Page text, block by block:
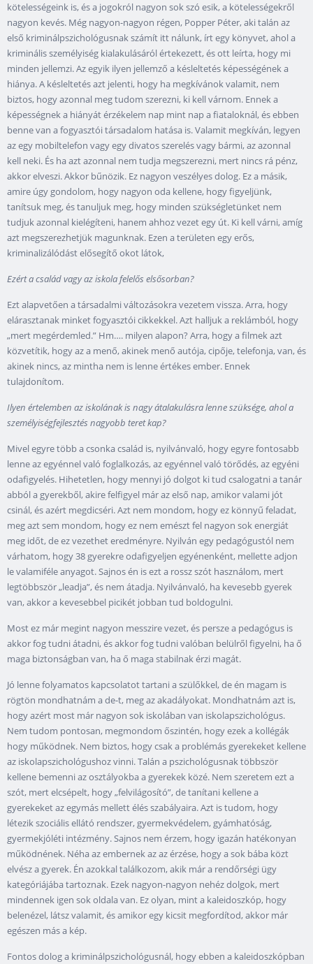
kötelességeink is, és a jogokról nagyon sok szó esik, a kötelességekről
nagyon kevés. Még nagyon-nagyon régen, Popper Péter, aki talán az
első kriminálpszichológusnak számít itt nálunk, írt egy könyvet, ahol a
kriminális személyiség kialakulásáról értekezett, és ott leírta, hogy mi
minden jellemzi. Az egyik ilyen jellemző a késleltetés képességének a
hiánya. A késleltetés azt jelenti, hogy ha megkívánok valamit, nem
biztos, hogy azonnal meg tudom szerezni, ki kell várnom. Ennek a
képességnek a hiányát érzékelem nap mint nap a fiataloknál, és ebben
benne van a fogyasztói társadalom hatása is. Valamit megkíván, legyen
az egy mobiltelefon vagy egy divatos szerelés vagy bármi, az azonnal
kell neki. És ha azt azonnal nem tudja megszerezni, mert nincs rá pénz,
akkor elveszi. Akkor bűnözik. Ez nagyon veszélyes dolog. Ez a másik,
amire úgy gondolom, hogy nagyon oda kellene, hogy figyeljünk,
tanítsuk meg, és tanuljuk meg, hogy minden szükségletünket nem
tudjuk azonnal kielégíteni, hanem ahhoz vezet egy út. Ki kell várni, amíg
azt megszerezhetjük magunknak. Ezen a területen egy erős,
kriminalizálódást elősegítő okot látok,
Ezért a család vagy az iskola felelős elsősorban?
Ezt alapvetően a társadalmi változásokra vezetem vissza. Arra, hogy
elárasztanak minket fogyasztói cikkekkel. Azt halljuk a reklámból, hogy
„mert megérdemled.” Hm…. milyen alapon? Arra, hogy a filmek azt
közvetítik, hogy az a menő, akinek menő autója, cipője, telefonja, van, és
akinek nincs, az mintha nem is lenne értékes ember. Ennek
tulajdonítom.
Ilyen értelemben az iskolának is nagy átalakulásra lenne szüksége, ahol a
személyiségfejlesztés nagyobb teret kap?
Mivel egyre több a csonka család is, nyilvánvaló, hogy egyre fontosabb
lenne az egyénnel való foglalkozás, az egyénnel való törődés, az egyéni
odafigyelés. Hihetetlen, hogy mennyi jó dolgot ki tud csalogatni a tanár
abból a gyerekből, akire felfigyel már az első nap, amikor valami jót
csinál, és azért megdicséri. Azt nem mondom, hogy ez könnyű feladat,
meg azt sem mondom, hogy ez nem emészt fel nagyon sok energiát
meg időt, de ez vezethet eredményre. Nyilván egy pedagógustól nem
várhatom, hogy38 gyerekre odafigyeljen egyénenként, mellette adjon
le valamiféle anyagot. Sajnos én is ezt a rossz szót használom, mert
legtöbbször „leadja”, és nem átadja. Nyilvánvaló, ha kevesebb gyerek
van, akkor a kevesebbel picikét jobban tud boldogulni.
Most ez már megint nagyon messzire vezet, és persze a pedagógus is
akkor fog tudni átadni, és akkor fog tudni valóban belülről figyelni, ha ő
maga biztonságban van, ha ő maga stabilnak érzi magát.
Jó lenne folyamatos kapcsolatot tartani a szülőkkel, de én magam is
rögtön mondhatnám a de-t, meg az akadályokat. Mondhatnám azt is,
hogy azért most már nagyon sok iskolában van iskolapszichológus.
Nem tudom pontosan, megmondom őszintén, hogy ezek a kollégák
hogy működnek. Nem biztos, hogy csak a problémás gyerekeket kellene
az iskolapszichológushoz vinni. Talán a pszichológusnak többször
kellene bemenni az osztályokba a gyerekek közé. Nem szeretem ezt a
szót, mert elcsépelt, hogy „felvilágosító”, de tanítani kellene a
gyerekeket az egymás mellett élés szabályaira. Azt is tudom, hogy
létezik szociális ellátó rendszer, gyermekvédelem, gyámhatóság,
gyermekjóléti intézmény. Sajnos nem érzem, hogy igazán hatékonyan
működnének. Néha az embernek az az érzése, hogy a sok bába közt
elvész a gyerek. Én azokkal találkozom, akik már a rendőrségi ügy
kategóriájába tartoznak. Ezek nagyon-nagyon nehéz dolgok, mert
mindennek igen sok oldala van. Ez olyan, mint a kaleidoszkóp, hogy
belenézel, látsz valamit, és amikor egy kicsit megfordítod, akkor már
egészen más a kép.
Fontos dolog a kriminálpszichológusnál, hogy ebben a kaleidoszkópban